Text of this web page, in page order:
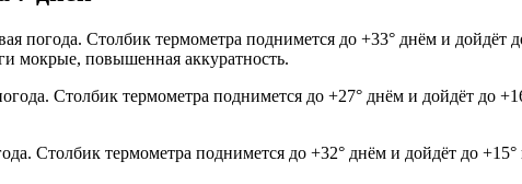
погода. Столбик термометра поднимется до +33° днём и
мокрые, повышенная аккуратность.
Столбик термометра поднимется до +27° днём и дойдёт до
Столбик термометра поднимется до +32° днём и дойдёт до